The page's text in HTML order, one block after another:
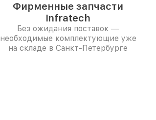
Фирменные запчасти
Infratech
Без ожидания поставок —
необходимые комплектующие уже
на складе в Санкт-Петербурге